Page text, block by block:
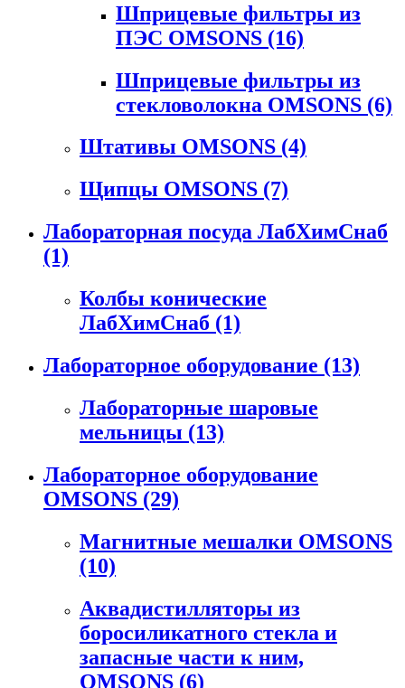
Шприцевые фильтры из
ПЭС OMSONS (16)
Шприцевые фильтры из
стекловолокна OMSONS (6)
Штативы OMSONS (4)
Щипцы OMSONS (7)
Лабораторная посуда ЛабХимСнаб
(1)
Колбы конические
ЛабХимСнаб (1)
Лабораторное оборудование (13)
Лабораторные шаровые
мельницы (13)
Лабораторное оборудование
OMSONS (29)
Магнитные мешалки OMSONS
(10)
Аквадистилляторы из
боросиликатного стекла и
запасные части к ним,
OMSONS (6)